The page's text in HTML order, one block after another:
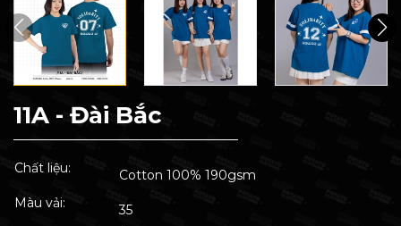
11A - Đài Bắc
Chất liệu:
Cotton 100% 190gsm
Màu vải:
35